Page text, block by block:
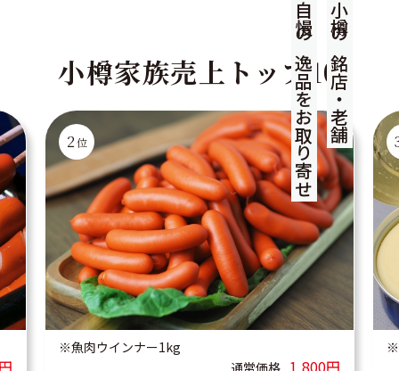
カートを見る
常温 0
￥0
冷蔵 0
￥0
冷凍 0
￥0
小樽家族売上トップ10
小樽の銘店・老舗
自慢の逸品をお取り寄せ
3位
※山中牧場 プレミアムバター
1,738円
※